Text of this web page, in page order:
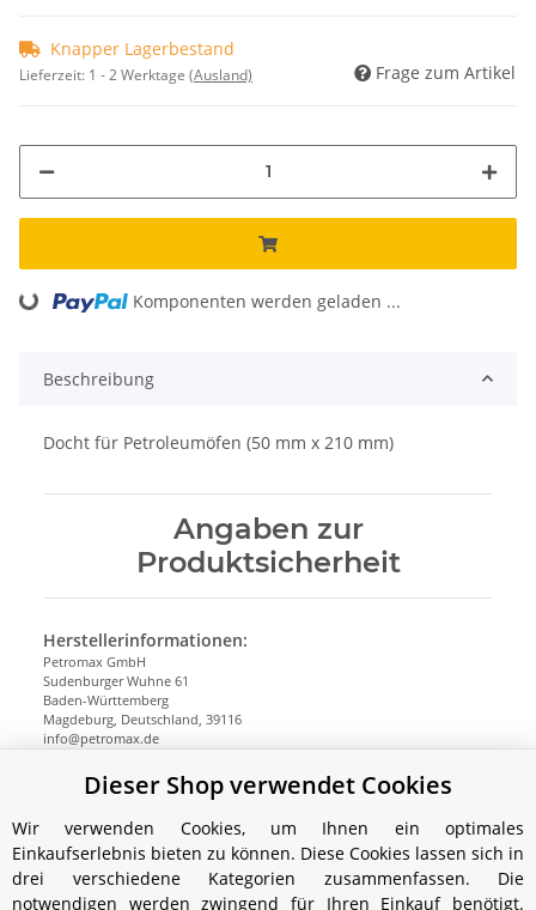
Knapper Lagerbestand
Lieferzeit: 1 - 2 Werktage (Ausland) Frage zum Artikel
Loading... Komponenten werden geladen ...
Beschreibung
Docht für Petroleumöfen (50 mm x 210 mm)
Angaben zur
Produktsicherheit
Herstellerinformationen:
Petromax GmbH
Sudenburger Wuhne 61
Baden-Württemberg
Magdeburg, Deutschland, 39116
info@petromax.de
Dieser Shop verwendet Cookies
Wir verwenden Cookies, um Ihnen ein optimales
Einkaufserlebnis bieten zu können. Diese Cookies lassen sich in
drei verschiedene Kategorien zusammenfassen. Die
notwendigen werden zwingend für Ihren Einkauf benötigt.